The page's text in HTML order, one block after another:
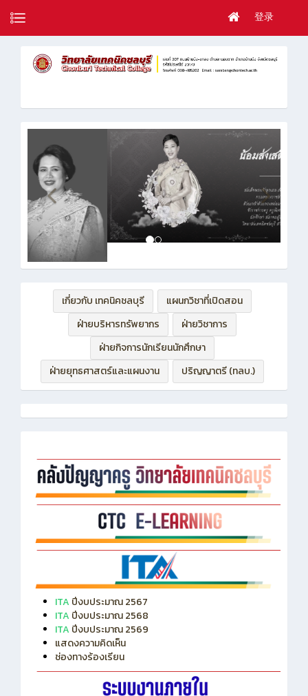
登录
ฝ่ายบริหารทรัพยากร
ฝ่ายวิชาการ
ฝ่ายกิจการนักเรียนนักศึกษา
ฝ่ายยุทธศาสตร์และแผนงาน
ปริญญาตรี (ทลบ.)
ITAปีงบประมาณ 2567
ITA ปีงบประมาณ 2568
ITA ปีงบประมาณ 2569
แสดงความคิดเห็น
ช่องทางร้องเรียน